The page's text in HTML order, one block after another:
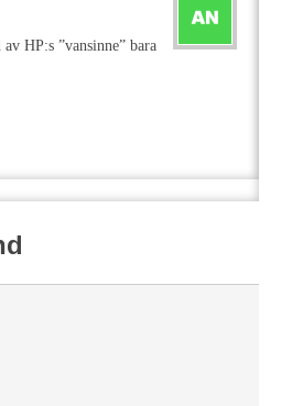
HP:s ”vansinne” bara